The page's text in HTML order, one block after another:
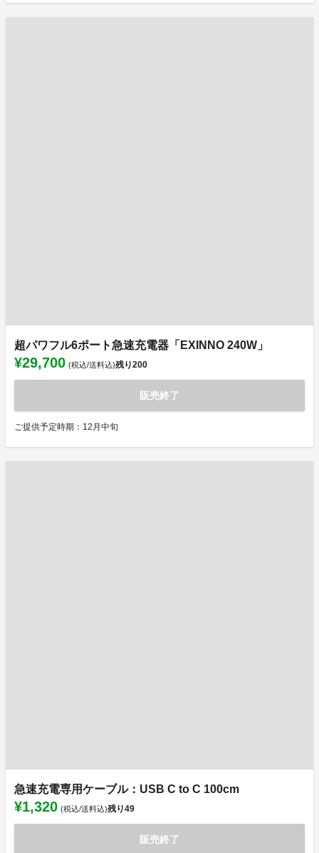
超パワフル6ポート急速充電器「EXINNO 240W」
¥29,700 (税込/送料込)残り200
販売終了
ご提供予定時期：12月中旬
急速充電専用ケーブル：USB C to C 100cm
¥1,320 (税込/送料込)残り49
販売終了